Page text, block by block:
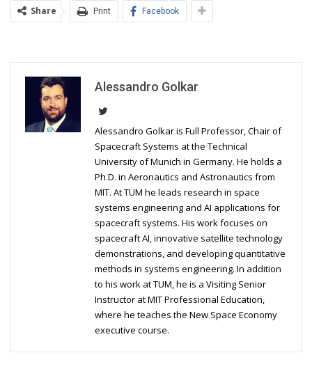
Share Print Facebook
Alessandro Golkar
Alessandro Golkar is Full Professor, Chair of
Spacecraft Systems at the Technical
University of Munich in Germany. He holds a
Ph.D. in Aeronautics and Astronautics from
MIT. At TUM he leads research in space
systems engineering and AI applications for
spacecraft systems. His work focuses on
spacecraft AI, innovative satellite technology
demonstrations, and developing quantitative
methods in systems engineering. In addition
to his work at TUM, he is a Visiting Senior
Instructor at MIT Professional Education,
where he teaches the New Space Economy
executive course.